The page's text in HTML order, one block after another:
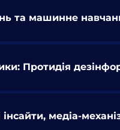
та машинне
Протидія
інсайти, медіа-